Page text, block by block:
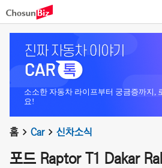
소소한 자동차 라이프부터 궁금증까지,
요!
홈 Car 신차소식
포드 Raptor T1 Dakar